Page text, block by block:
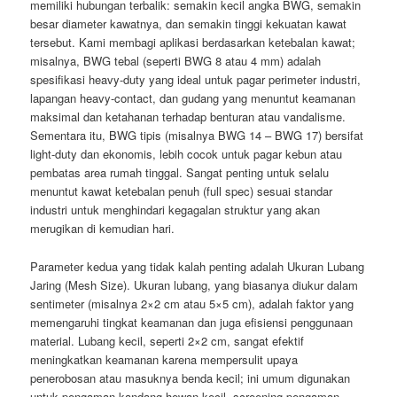
memiliki hubungan terbalik: semakin kecil angka BWG, semakin
besar diameter kawatnya, dan semakin tinggi kekuatan kawat
tersebut. Kami membagi aplikasi berdasarkan ketebalan kawat;
misalnya, BWG tebal (seperti BWG 8 atau 4 mm) adalah
spesifikasi heavy-duty yang ideal untuk pagar perimeter industri,
lapangan heavy-contact, dan gudang yang menuntut keamanan
maksimal dan ketahanan terhadap benturan atau vandalisme.
Sementara itu, BWG tipis (misalnya BWG 14 – BWG 17) bersifat
light-duty dan ekonomis, lebih cocok untuk pagar kebun atau
pembatas area rumah tinggal. Sangat penting untuk selalu
menuntut kawat ketebalan penuh (full spec) sesuai standar
industri untuk menghindari kegagalan struktur yang akan
merugikan di kemudian hari.
Parameter kedua yang tidak kalah penting adalah Ukuran Lubang
Jaring (Mesh Size). Ukuran lubang, yang biasanya diukur dalam
sentimeter (misalnya 2×2 cm atau 5×5 cm), adalah faktor yang
memengaruhi tingkat keamanan dan juga efisiensi penggunaan
material. Lubang kecil, seperti 2×2 cm, sangat efektif
meningkatkan keamanan karena mempersulit upaya
penerobosan atau masuknya benda kecil; ini umum digunakan